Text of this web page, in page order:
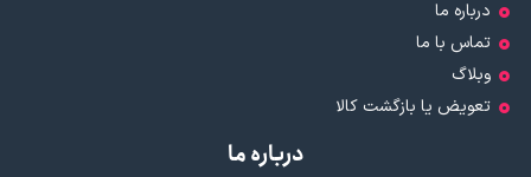
درباره ما
تماس با ما
وبلاگ
تعویض یا بازگشت کالا
درباره ما